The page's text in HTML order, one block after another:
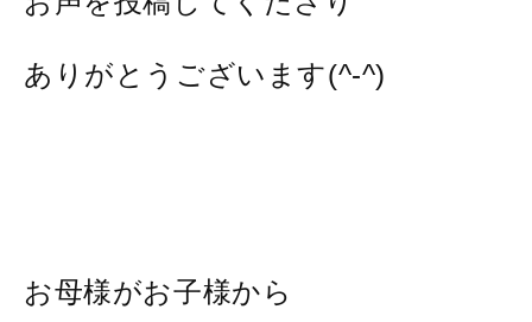
ありがとうございます(^-^)
お母様がお子様から